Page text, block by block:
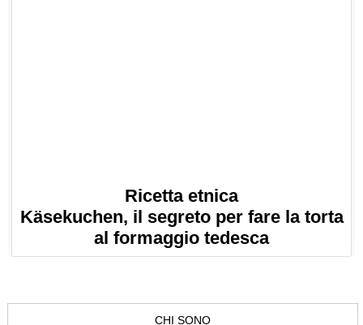
Ricetta etnica
Käsekuchen, il segreto per fare la torta
al formaggio tedesca
CHI SONO